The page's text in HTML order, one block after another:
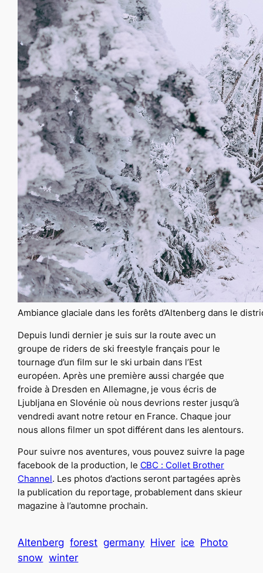
Ambiance glaciale dans les forêts d’Altenberg dans le
Depuis lundi dernier je suis sur la route avec un
groupe de riders de ski freestyle français pour le
tournage d’un film sur le ski urbain dans l’Est
européen. Après une première aussi chargée que
froide à Dresden en Allemagne, je vous écris de
Ljubljana en Slovénie où nous devrions rester jusqu’à
vendredi avant notre retour en France. Chaque jour
nous allons filmer un spot différent dans les alentours.
Pour suivre nos aventures, vous pouvez suivre la page
facebook de la production, le CBC : Collet Brother
Channel . Les photos d’actions seront partagées après
la publication du reportage, probablement dans skieur
magazine à l’automne prochain.
Altenberg forest germany Hiver ice Photo
snow winter